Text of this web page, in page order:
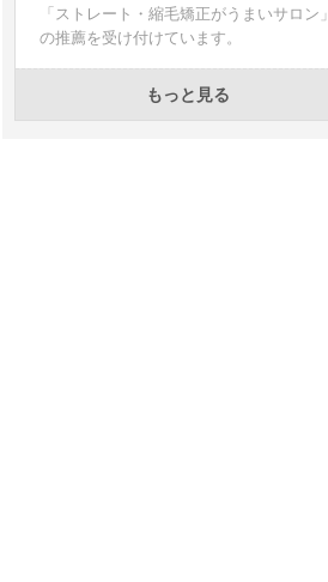
「ストレート・縮毛矯正がうまいサロン」
の推薦を受け付けています。
もっと見る